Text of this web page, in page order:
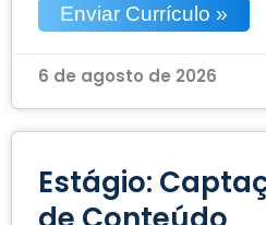
Enviar Currículo »
6 de agosto de 2026
Estágio: